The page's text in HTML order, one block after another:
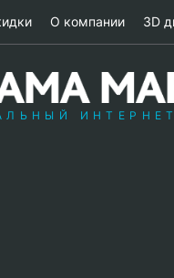
О компании 3D